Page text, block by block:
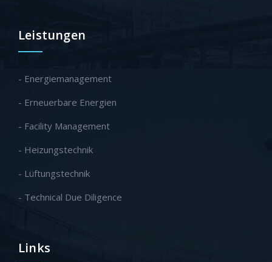
Leistungen
- Energiemanagement
- Erneuerbare Energien
- Facility Management
- Heizungstechnik
- Lüftungstechnik
- Technical Due Diligence
Links